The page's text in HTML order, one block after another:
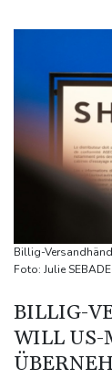
Taifun
Lionel Messi
DAK-
gestiegen
Sohn: Krebs
Metastasen
Iran stellt
Hormus
Trauerflor
Zwei
neuen
Billig-
Foto: Julie
BILLIG-
WILL US-